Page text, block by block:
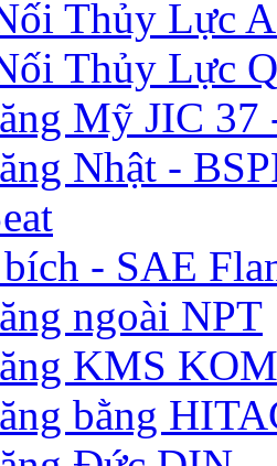
Thủy Lực
Thủy Lực
Mỹ JIC
Nhật -
- SAE
ngoài NPT
KMS
bằng